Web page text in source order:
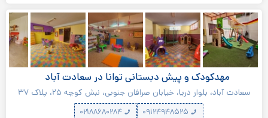
مهدکودک و پیش دبستانی توانا در سعادت آباد
سعادت آباد، بلوار دریا، خیابان صرافان جنوبی، نبش کوچه ۲۵، پلاک ۳۷